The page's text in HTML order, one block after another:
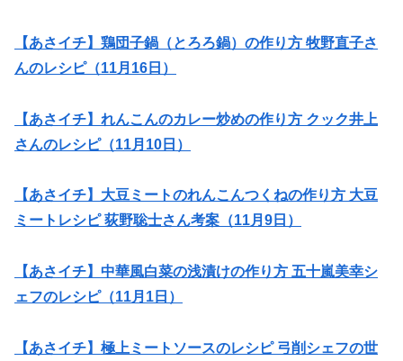
【あさイチ】鶏団子鍋（とろろ鍋）の作り方 牧野直子さ
んのレシピ（11月16日）
【あさイチ】れんこんのカレー炒めの作り方 クック井上
さんのレシピ（11月10日）
【あさイチ】大豆ミートのれんこんつくねの作り方 大豆
ミートレシピ 荻野聡士さん考案（11月9日）
【あさイチ】中華風白菜の浅漬けの作り方 五十嵐美幸シ
ェフのレシピ（11月1日）
【あさイチ】極上ミートソースのレシピ 弓削シェフの世